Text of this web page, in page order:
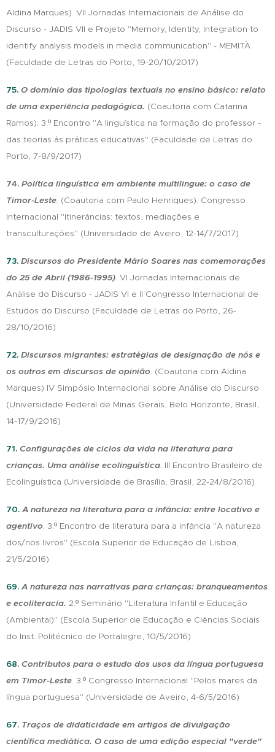
Aldina Marques). VII Jornadas Internacionais de Análise do
Discurso - JADIS VII e Projeto "Memory, Identity, Integration to
identify analysis models in media communication" - MEMITÀ
(Faculdade de Letras do Porto, 19-20/10/2017)
75. O domínio das tipologias textuais no ensino básico: relato
de uma experiência pedagógica. (Coautoria com Catarina
Ramos). 3.º Encontro "A linguística na formação do professor -
das teorias às práticas educativas" (Faculdade de Letras do
Porto, 7-8/9/2017)
74. Política linguística em ambiente multilingue: o caso de
Timor-Leste. (Coautoria com Paulo Henriques). Congresso
Internacional "Itinerâncias: textos, mediações e
transculturações" (Universidade de Aveiro, 12-14/7/2017)
73. Discursos do Presidente Mário Soares nas comemorações
do 25 de Abril (1986-1995). VI Jornadas Internacionais de
Análise do Discurso - JADIS VI e II Congresso Internacional de
Estudos do Discurso (Faculdade de Letras do Porto, 26-
28/10/2016)
72. Discursos migrantes: estratégias de designação de nós e
os outros em discursos de opinião. (Coautoria com Aldina
Marques) IV Simpósio Internacional sobre Análise do Discurso
(Universidade Federal de Minas Gerais, Belo Horizonte, Brasil,
14-17/9/2016)
71. Configurações de ciclos da vida na literatura para
crianças. Uma análise ecolinguística. III Encontro Brasileiro de
Ecolinguística (Universidade de Brasília, Brasil, 22-24/8/2016)
70. A natureza na literatura para a infância: entre locativo e
agentivo. 3.º Encontro de literatura para a infância "A natureza
dos/nos livros" (Escola Superior de Educação de Lisboa,
21/5/2016)
69. A natureza nas narrativas para crianças: branqueamentos
e ecoliteracia. 2.º Seminário "Literatura Infantil e Educação
(Ambiental)" (Escola Superior de Educação e Ciências Sociais
do Inst. Politécnico de Portalegre, 10/5/2016)
68. Contributos para o estudo dos usos da língua portuguesa
em Timor-Leste. 3.º Congresso Internacional "Pelos mares da
língua portuguesa" (Universidade de Aveiro, 4-6/5/2016)
67. Traços de didaticidade em artigos de divulgação
científica mediática. O caso de uma edição especial "verde"